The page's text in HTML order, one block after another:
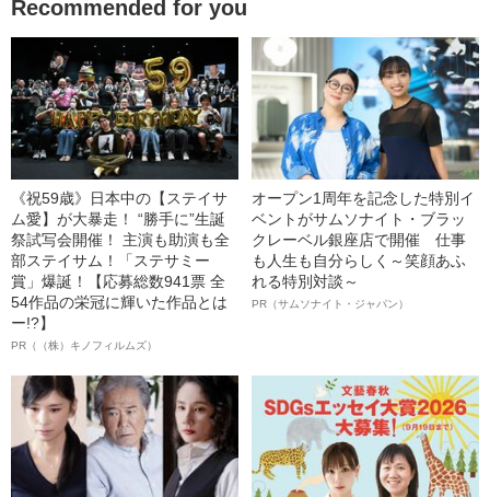
Recommended for you
《祝59歳》日本中の【ステイサ
ム愛】が大暴走！ “勝手に”生誕
祭試写会開催！ 主演も助演も全
部ステイサム！「ステサミー
賞」爆誕！【応募総数941票 全
54作品の栄冠に輝いた作品とは
ー!?】
PR（（株）キノフィルムズ）
オープン1周年を記念した特別イ
ベントがサムソナイト・ブラッ
クレーベル銀座店で開催 仕事
も人生も自分らしく～笑顔あふ
れる特別対談～
PR（サムソナイト・ジャパン）